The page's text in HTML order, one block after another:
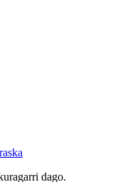
dago.